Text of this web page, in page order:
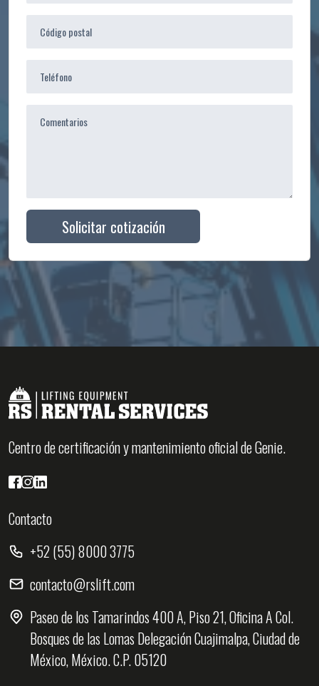
Solicitar cotización
Centro de certificación y mantenimiento oficial de Genie.
Contacto
+52 (55) 8000 3775
contacto@rslift.com
Paseo de los Tamarindos 400 A, Piso 21, Oficina A Col.
Bosques de las Lomas Delegación Cuajimalpa, Ciudad de
México, México. C.P. 05120